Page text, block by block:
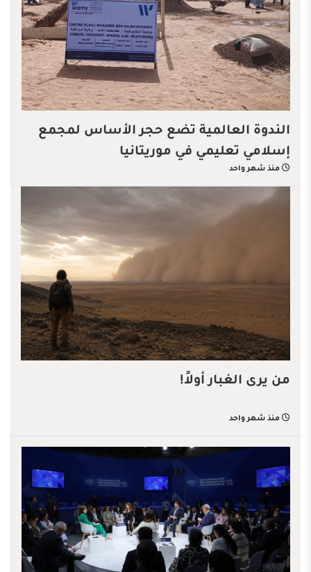
الندوة العالمية تضع حجر الأساس لمجمع
إسلامي تعليمي في موريتانيا
منذ شهر واحد
من يرى الغبار أولاً!
منذ شهر واحد